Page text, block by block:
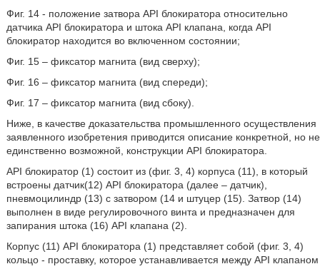
Фиг. 14 - положение затвора API блокиратора относительно
датчика API блокиратора и штока API клапана, когда API
блокиратор находится во включенном состоянии;
Фиг. 15 – фиксатор магнита (вид сверху);
Фиг. 16 – фиксатор магнита (вид спереди);
Фиг. 17 – фиксатор магнита (вид сбоку).
Ниже, в качестве доказательства промышленного осуществления
заявленного изобретения приводится описание конкретной, но не
единственно возможной, конструкции API блокиратора.
API блокиратор (1) состоит из (фиг. 3, 4) корпуса (11), в который
встроены датчик(12) API блокиратора (далее – датчик),
пневмоцилиндр (13) с затвором (14 и штуцер (15). Затвор (14)
выполнен в виде регулировочного винта и предназначен для
запирания штока (16) API клапана (2).
Корпус (11) API блокиратора (1) представляет собой (фиг. 3, 4)
кольцо - проставку, которое устанавливается между API клапаном